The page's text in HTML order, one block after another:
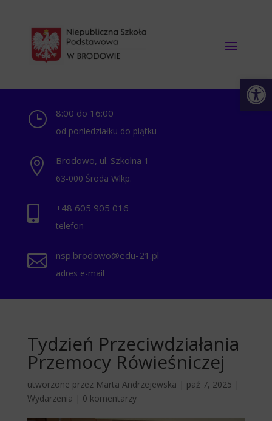
} 8:00 do 16:00
od poniedziałku do piątku
 Brodowo, ul. Szkolna 1
63-000 Środa Wlkp.
 +48 ‭605 905 016‬
telefon
 nsp.brodowo@edu-21.pl
adres e-mail
Tydzień Przeciwdziałania
Przemocy Rówieśniczej
utworzone przez Marta Andrzejewska | paź 7, 2025 |
Wydarzenia | 0 komentarzy